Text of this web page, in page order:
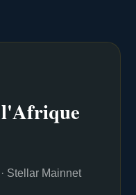
l'Afrique
Stellar Mainnet